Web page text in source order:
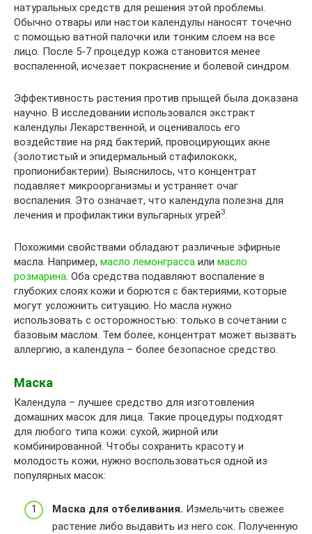
натуральных средств для решения этой проблемы.
Обычно отвары или настои календулы наносят точечно
с помощью ватной палочки или тонким слоем на все
лицо. После 5-7 процедур кожа становится менее
воспаленной, исчезает покраснение и болевой синдром.
Эффективность растения против прыщей была доказана
научно. В исследовании использовался экстракт
календулы Лекарственной, и оценивалось его
воздействие на ряд бактерий, провоцирующих акне
(золотистый и эпидермальный стафилококк,
пропионибактерии). Выяснилось, что концентрат
подавляет микроорганизмы и устраняет очаг
воспаления. Это означает, что календула полезна для
лечения и профилактики вульгарных угрей3.
Похожими свойствами обладают различные эфирные
масла. Например, масло лемонграсса или масло
розмарина. Оба средства подавляют воспаление в
глубоких слоях кожи и борются с бактериями, которые
могут усложнить ситуацию. Но масла нужно
использовать с осторожностью: только в сочетании с
базовым маслом. Тем более, концентрат может вызвать
аллергию, а календула – более безопасное средство.
Маска
Календула – лучшее средство для изготовления
домашних масок для лица. Такие процедуры подходят
для любого типа кожи: сухой, жирной или
комбинированной. Чтобы сохранить красоту и
молодость кожи, нужно воспользоваться одной из
популярных масок:
Маска для отбеливания. Измельчить свежее
растение либо выдавить из него сок. Полученную